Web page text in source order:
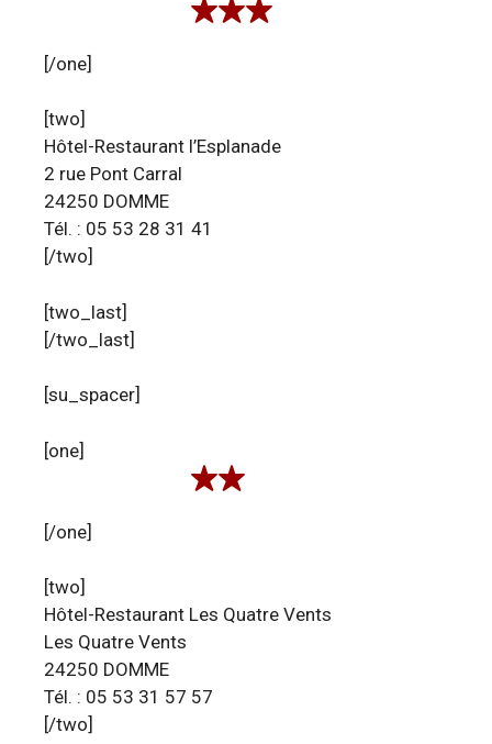
[/one]
[two]
Hôtel-Restaurant l’Esplanade
2 rue Pont Carral
24250 DOMME
Tél. : 05 53 28 31 41
[/two]
[two_last]
[/two_last]
[su_spacer]
[one]
[/one]
[two]
Hôtel-Restaurant Les Quatre Vents
Les Quatre Vents
24250 DOMME
Tél. : 05 53 31 57 57
[/two]